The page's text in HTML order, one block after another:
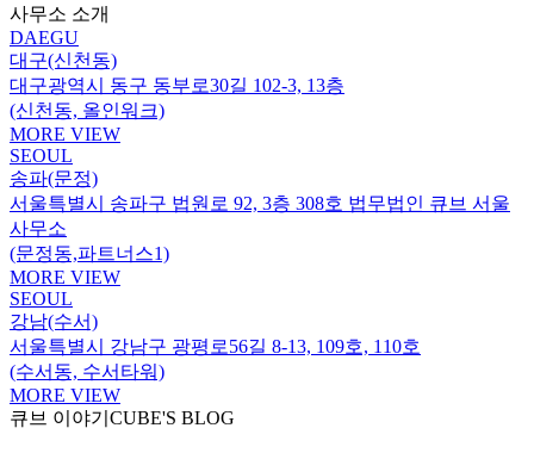
사무소 소개
DAEGU
대구(신천동)
대구광역시 동구 동부로30길 102-3, 13층
(신천동, 올인워크)
MORE VIEW
SEOUL
송파(문정)
서울특별시 송파구 법원로 92, 3층 308호 법무법인 큐브 서울
사무소
(문정동,파트너스1)
MORE VIEW
SEOUL
강남(수서)
서울특별시 강남구 광평로56길 8-13, 109호, 110호
(수서동, 수서타워)
MORE VIEW
큐브 이야기 CUBE'S BLOG